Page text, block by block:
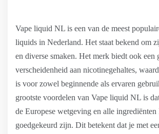
Vape liquid NL is een van de meest
liquids in Nederland. Het staat bekend om
en diverse smaken. Het merk biedt ook een
verscheidenheid aan nicotinegehaltes,
is voor zowel beginnende als ervaren
grootste voordelen van Vape liquid NL is
de Europese wetgeving en alle
goedgekeurd zijn. Dit betekent dat je met